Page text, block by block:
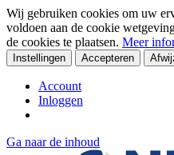
Wij gebruiken cookies om uw
voldoen aan de cookie
de cookies te plaatsen. Meer
Instellingen Accepteren
Account
Inloggen
Ga naar de inhoud